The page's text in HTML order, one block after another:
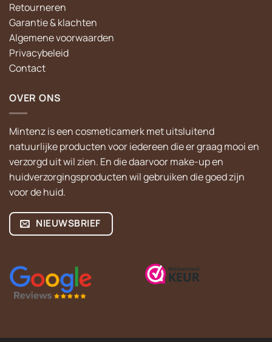
Retourneren
Garantie & klachten
Algemene voorwaarden
Privacybeleid
Contact
OVER ONS
Mintenz is een cosmeticamerk met uitsluitend
natuurlijke producten voor iedereen die er graag mooi en
verzorgd uit wil zien. En die daarvoor make-up en
huidverzorgingsproducten wil gebruiken die goed zijn
voor de huid.
NIEUWSBRIEF